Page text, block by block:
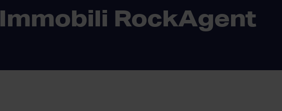
Immobili RockAgent